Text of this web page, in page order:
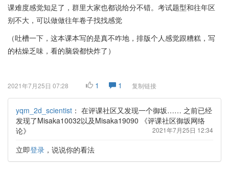
课难度感觉知足了，群里大家也都说给分不错。考试题型和往年区
别不大，可以做做往年卷子找找感觉
（吐槽一下，这本课本写的是真不咋地，排版个人感觉跟糟糕，写
的枯燥乏味，看的脑袋都快炸了）
2021年7月25日 07:28 1 1 复制链接
yqm_2d_scientist ： 在评课社区又发现一个御坂…… 之前已经
发现了Misaka10032以及Misaka19090 《评课社区御坂网络
论》
2021年7月25日 12:34
立即登录 ，说说你的看法